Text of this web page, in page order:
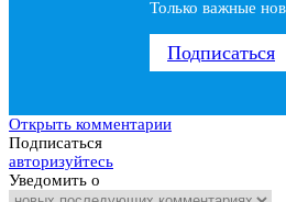
Только важные
Подписаться
Открыть комментарии
Подписаться
авторизуйтесь
Уведомить о